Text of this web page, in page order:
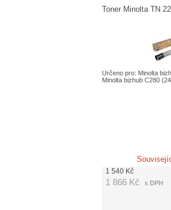
Toner Minolta TN
Určeno pro: Minolta
Minolta bizhub C280
1 540 Kč
1 866 Kč s DPH